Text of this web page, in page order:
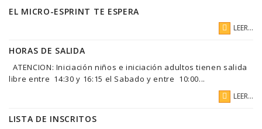
EL MICRO-ESPRINT TE ESPERA
LEER...
HORAS DE SALIDA
ATENCION: Iniciación niños e iniciación adultos tienen salida
libre entre 14:30 y 16:15 el Sabado y entre 10:00...
LEER...
LISTA DE INSCRITOS